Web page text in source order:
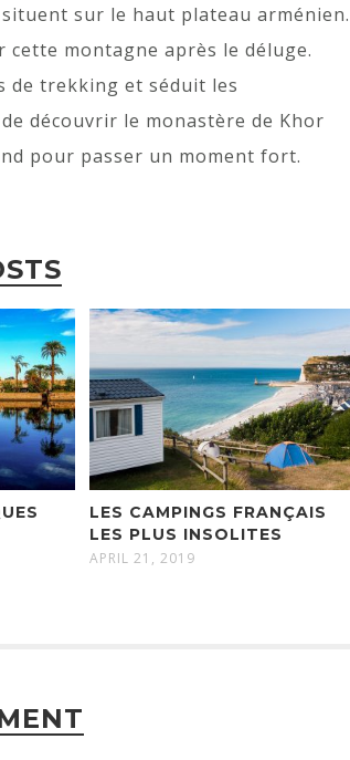
sur le haut plateau arménien.
cette montagne après le déluge.
de trekking et séduit les
découvrir le monastère de Khor
pour passer un moment fort.
LES CAMPINGS FRANÇAIS
LES PLUS INSOLITES
APRIL 21, 2019